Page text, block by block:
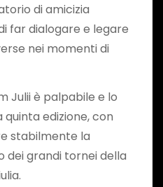
di amicizia
far dialogare e legare
nei momenti di
Julii è palpabile e lo
edizione, con
stabilmente la
dei grandi tornei della